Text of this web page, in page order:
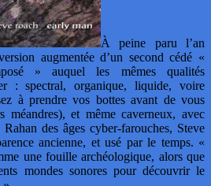
À peine paru l’an
augmentée d’un second cédé «
» auquel les mêmes qualités
: spectral, organique, liquide, voire
à prendre vos bottes avant de vous
méandres), et même caverneux, avec
des âges cyber-farouches, Steve
ancienne, et usé par le temps. «
une fouille archéologique, alors que
mondes sonores pour découvrir le